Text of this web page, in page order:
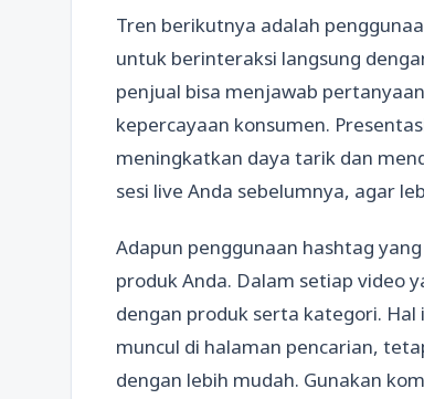
Tren berikutnya adalah
untuk berinteraksi langsung
penjual bisa menjawab
kepercayaan konsumen.
meningkatkan daya tarik dan
sesi live Anda sebelumnya, agar
Adapun penggunaan hashtag
produk Anda. Dalam setiap video
dengan produk serta kategori.
muncul di halaman pencarian,
dengan lebih mudah. Gunakan